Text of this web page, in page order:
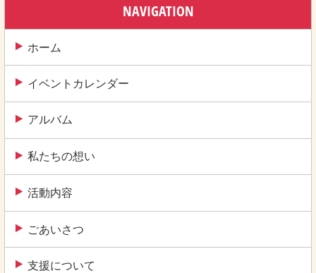
NAVIGATION
ホーム
イベントカレンダー
アルバム
私たちの想い
活動内容
ごあいさつ
支援について
ゲ
ー
シ
ョ
ン